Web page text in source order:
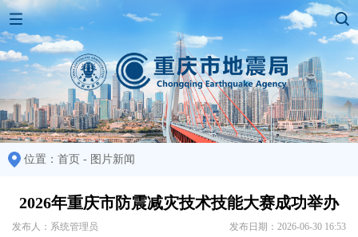
位置： 首页 - 图片新闻
2026年重庆市防震减灾技术技能大赛成功举办
发布人：系统管理员 发布日期：2026-06-30 16:53